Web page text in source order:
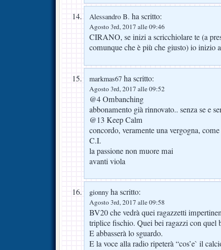
Alessandro B. ha scritto:
Agosto 3rd, 2017 alle 09:46
CIRANO, se inizi a scricchiolare te (a
comunque che è più che giusto) io inizio
markmas67 ha scritto:
Agosto 3rd, 2017 alle 09:52
@4 Ombanching
abbonamento già rinnovato.. senza se e
@13 Keep Calm
concordo, veramente una vergogna,
C.I.
la passione non muore mai
avanti viola
gionny ha scritto:
Agosto 3rd, 2017 alle 09:58
BV20 che vedrà quei ragazzetti
triplice fischio. Quei bei ragazzi con quel
E abbasserà lo sguardo.
E la voce alla radio ripeterà “cos’e` il